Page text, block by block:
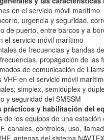
en el servicio móvil marítimo
urgencia y seguridad,
de puerto, entre barcos y a
el servicio móvil marítimo
de frecuencias y bandas
propagación de las
de comunicación de
VHF en el servicio móvil
simplex, semidúplex y
y seguridad del SMSSM
y habilitación del
de los equipos de una estación
canales, controles, uso,
antenas del sistema NAVTEX